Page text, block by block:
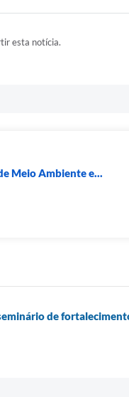
esta notícia.
Meio Ambiente e...
de